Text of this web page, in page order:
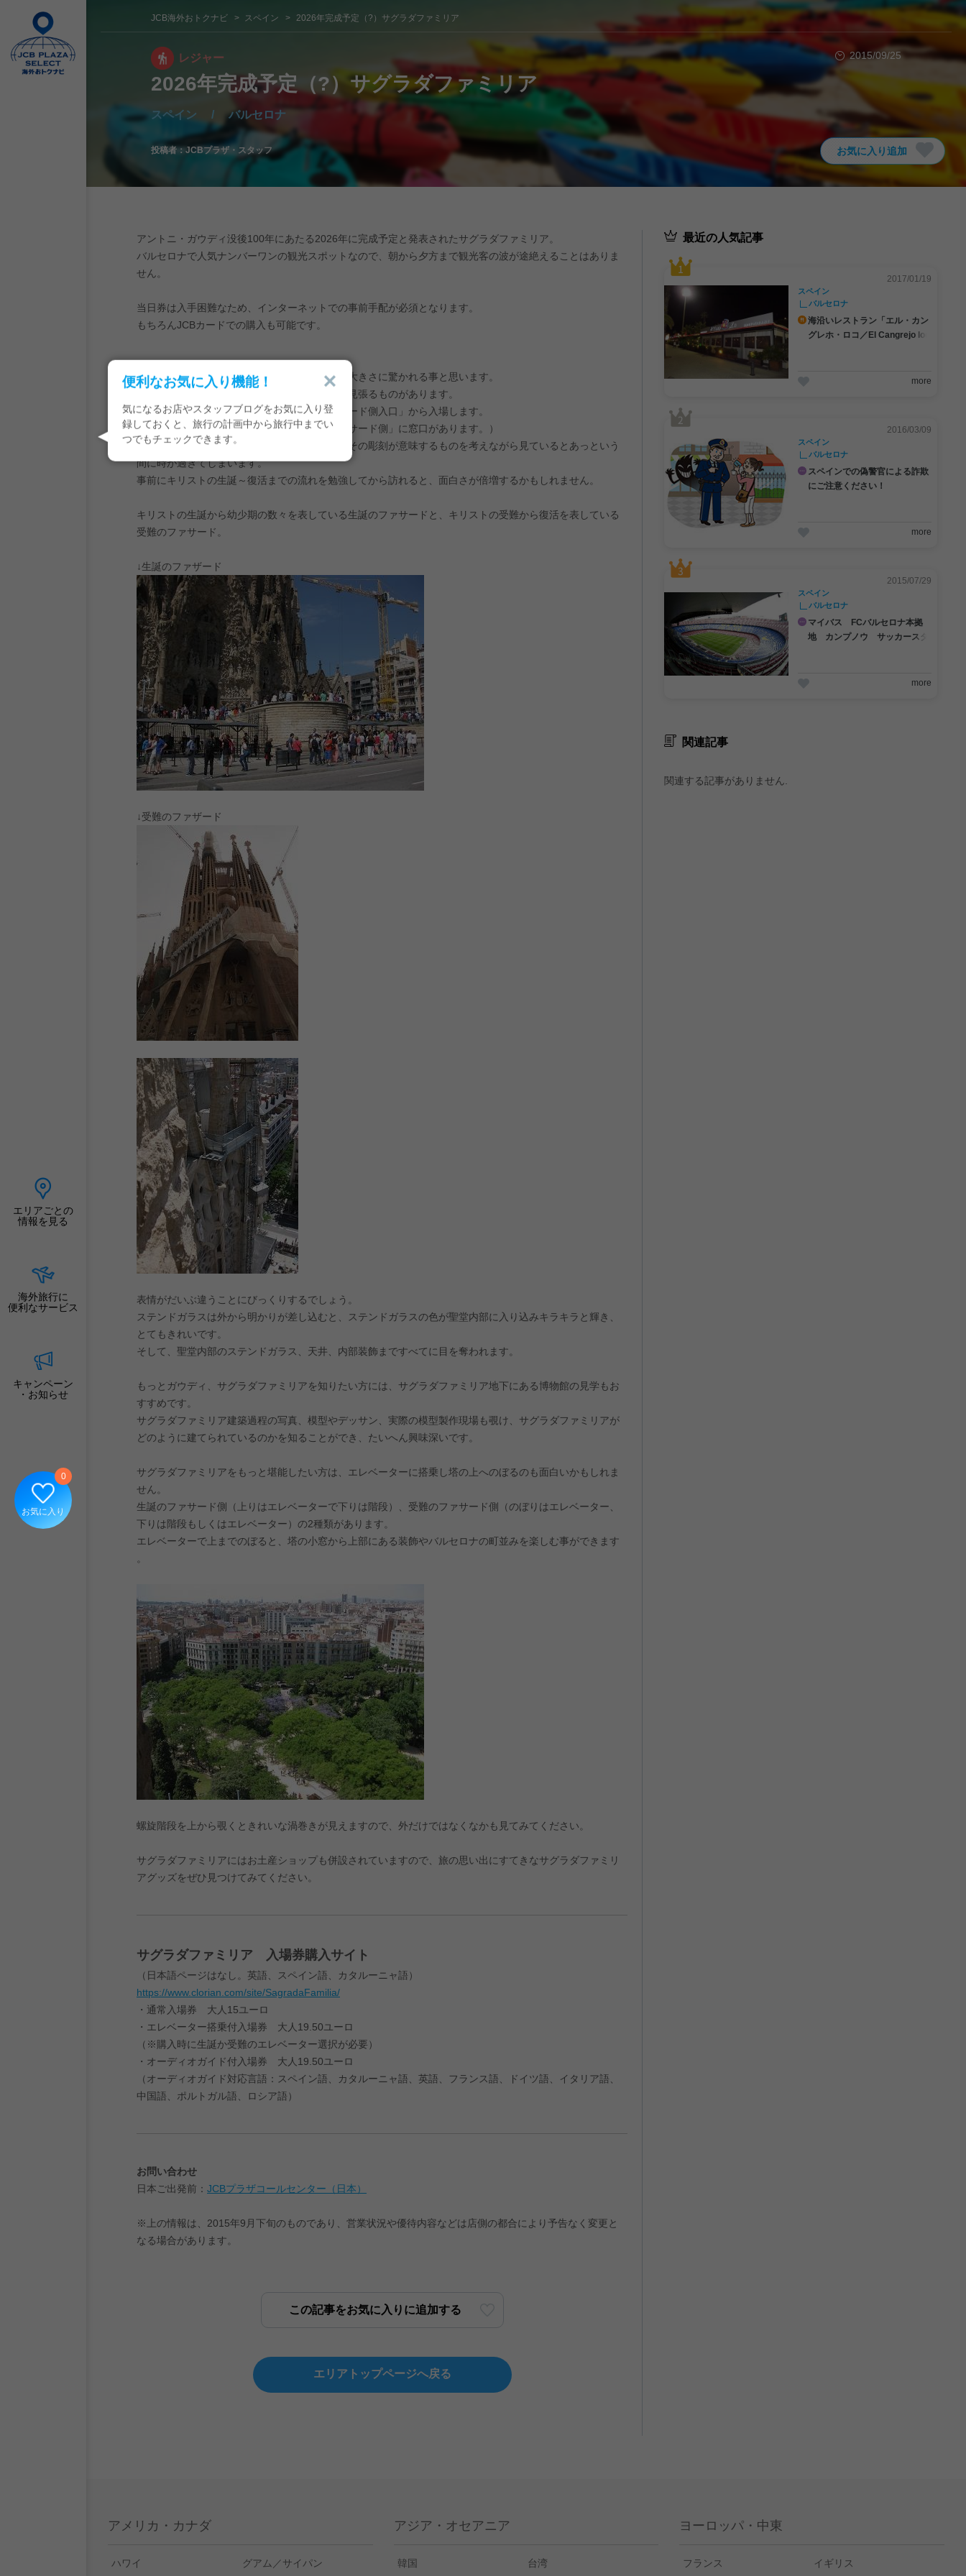
エリアごとの
情報を見る
海外旅行に
便利なサービス
キャンペーン
・お知らせ
お気に入り
0
便利なお気に入り機能！
気になるお店やスタッフブログをお気に入り登
録しておくと、旅行の計画中から旅行中までい
つでもチェックできます。
#アフタヌーンティー
JCB海外おトクナビ スペイン 2026年完成予定（?）サグラダファミリア
レジャー 2015/09/25
2026年完成予定（?）サグラダファミリア
スペイン / バルセロナ
投稿者： JCBプラザ・スタッフ お気に入り追加
アントニ・ガウディ没後100年にあたる2026年に完成予定と発表されたサグラダファミリア。
バルセロナで人気ナンバーワンの観光スポットなので、朝から夕方まで観光客の波が途絶えることはありま
せん。
当日券は入手困難なため、インターネットでの事前手配が必須となります。
もちろんJCBカードでの購入も可能です。
サグラダファミリアに到着すると、まずはその大きさに驚かれる事と思います。
もちろん大きさだけでなく、数々の装飾も目を見張るものがあります。
入場券を事前に購入した場合、「生誕のファサード側入口」から入場します。
（当日券の購入は、反対側にある「受難のファサード側」に窓口があります。）
両ファサードには数々の彫刻がありますので、その彫刻が意味するものを考えながら見ているとあっという
間に時が過ぎてしまいます。
事前にキリストの生誕～復活までの流れを勉強してから訪れると、面白さが倍増するかもしれません。
キリストの生誕から幼少期の数々を表している生誕のファサードと、キリストの受難から復活を表している
受難のファサード。
↓生誕のファザード
↓受難のファザード
表情がだいぶ違うことにびっくりするでしょう。
ステンドガラスは外から明かりが差し込むと、ステンドガラスの色が聖堂内部に入り込みキラキラと輝き、
とてもきれいです。
そして、聖堂内部のステンドガラス、天井、内部装飾まですべてに目を奪われます。
もっとガウディ、サグラダファミリアを知りたい方には、サグラダファミリア地下にある博物館の見学もお
すすめです。
サグラダファミリア建築過程の写真、模型やデッサン、実際の模型製作現場も覗け、サグラダファミリアが
どのように建てられているのかを知ることができ、たいへん興味深いです。
サグラダファミリアをもっと堪能したい方は、エレベーターに搭乗し塔の上へのぼるのも面白いかもしれま
せん。
生誕のファサード側（上りはエレベーターで下りは階段）、受難のファサード側（のぼりはエレベーター、
下りは階段もしくはエレベーター）の2種類があります。
エレベーターで上までのぼると、塔の小窓から上部にある装飾やバルセロナの町並みを楽しむ事ができます
。
螺旋階段を上から覗くときれいな渦巻きが見えますので、外だけではなくなかも見てみてください。
サグラダファミリアにはお土産ショップも併設されていますので、旅の思い出にすてきなサグラダファミリ
アグッズをぜひ見つけてみてください。
サグラダファミリア 入場券購入サイト
（日本語ページはなし。英語、スペイン語、カタルーニャ語）
https://www.clorian.com/site/SagradaFamilia/
・通常入場券 大人15ユーロ
・エレベーター搭乗付入場券 大人19.50ユーロ
（※購入時に生誕か受難のエレベーター選択が必要）
・オーディオガイド付入場券 大人19.50ユーロ
（オーディオガイド対応言語：スペイン語、カタルーニャ語、英語、フランス語、ドイツ語、イタリア語、
中国語、ポルトガル語、ロシア語）
お問い合わせ
日本ご出発前： JCBプラザコールセンター（日本）
※上の情報は、2015年9月下旬のものであり、営業状況や優待内容などは店側の都合により予告なく変更と
なる場合があります。
この記事をお気に入りに追加する
エリアトップページへ戻る
最近の人気記事
2017/01/19
スペイン
バルセロナ
海沿いレストラン「エル・カン
グレホ・ロコ／El Cangrejo loc
more
2016/03/09
スペイン
バルセロナ
スペインでの偽警官による詐欺
にご注意ください！
more
2015/07/29
スペイン
バルセロナ
マイバス FCバルセロナ本拠
地 カンプノウ サッカースタ
more
関連記事
関連する記事がありません.
アメリカ・カナダ
ハワイ グアム／サイパン
アジア・オセアニア
韓国 台湾
ヨーロッパ・中東
フランス イギリス